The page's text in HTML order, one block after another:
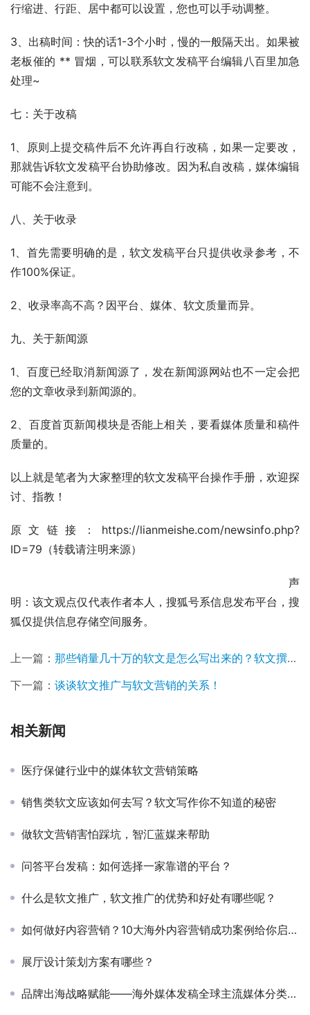
行缩进、行距、居中都可以设置，您也可以手动调整。
3、出稿时间：快的话1-3个小时，慢的一般隔天出。如果被
老板催的 ** 冒烟，可以联系软文发稿平台编辑八百里加急
处理~
七：关于改稿
1、原则上提交稿件后不允许再自行改稿，如果一定要改，
那就告诉软文发稿平台协助修改。因为私自改稿，媒体编辑
可能不会注意到。
八、关于收录
1、首先需要明确的是，软文发稿平台只提供收录参考，不
作100%保证。
2、收录率高不高？因平台、媒体、软文质量而异。
九、关于新闻源
1、百度已经取消新闻源了，发在新闻源网站也不一定会把
您的文章收录到新闻源的。
2、百度首页新闻模块是否能上相关，要看媒体质量和稿件
质量的。
以上就是笔者为大家整理的软文发稿平台操作手册，欢迎探
讨、指教！
原文链接：https://lianmeishe.com/newsinfo.php?
ID=79（转载请注明来源）
明：该文观点仅代表作者本人，搜狐号系信息发布平台，搜
狐仅提供信息存储空间服务。
上一篇： 那些销量几十万的软文是怎么写出来的？软文撰写套路！
下一篇： 谈谈软文推广与软文营销的关系！
相关新闻
医疗保健行业中的媒体软文营销策略
销售类软文应该如何去写？软文写作你不知道的秘密
做软文营销害怕踩坑，智汇蓝媒来帮助
问答平台发稿：如何选择一家靠谱的平台？
什么是软文推广，软文推广的优势和好处有哪些呢？
如何做好内容营销？10大海外内容营销成功案例给你启示（上篇）
展厅设计策划方案有哪些？
品牌出海战略赋能——海外媒体发稿全球主流媒体分类盘点